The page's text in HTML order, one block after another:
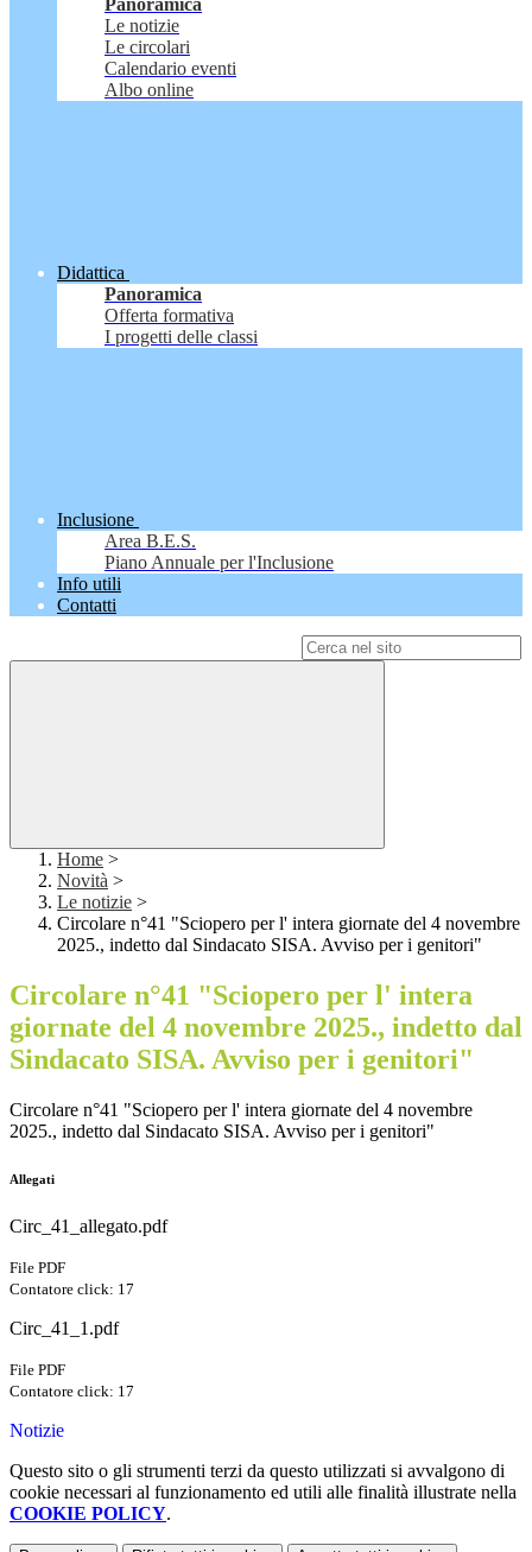
Panoramica
Le notizie
Le circolari
Calendario eventi
Albo online
Didattica
Panoramica
Offerta formativa
I progetti delle classi
Inclusione
Area B.E.S.
Piano Annuale per l'Inclusione
Info utili
Contatti
Home >
Novità >
Le notizie >
Circolare n°41 "Sciopero per l' intera giornate del 4 novembre
2025., indetto dal Sindacato SISA. Avviso per i genitori"
Circolare n°41 "Sciopero per l' intera
giornate del 4 novembre 2025., indetto dal
Sindacato SISA. Avviso per i genitori"
Circolare n°41 "Sciopero per l' intera giornate del 4 novembre
2025., indetto dal Sindacato SISA. Avviso per i genitori"
Allegati
Circ_41_allegato.pdf
File PDF
Contatore click: 17
Circ_41_1.pdf
File PDF
Contatore click: 17
Notizie
Questo sito o gli strumenti terzi da questo utilizzati si avvalgono di
cookie necessari al funzionamento ed utili alle finalità illustrate nella
COOKIE POLICY.